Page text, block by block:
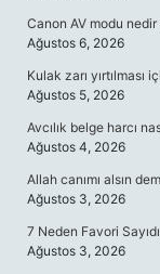
Canon AV modu nedir
Ağustos 6, 2026
Kulak zarı yırtılması
Ağustos 5, 2026
Avcılık belge harcı
Ağustos 4, 2026
Allah canımı alsın
Ağustos 3, 2026
7 Neden Favori
Ağustos 3, 2026